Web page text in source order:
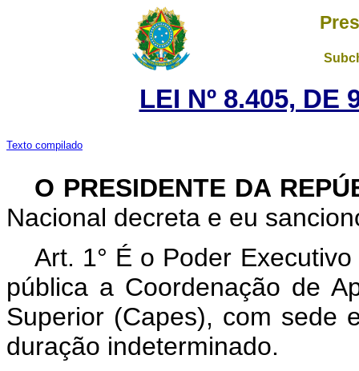
LEI Nº 8.405, DE
Texto compilado
O PRESIDENTE DA
Nacional decreta e eu
Art. 1° É o Poder
pública a Coordenação de
Superior (Capes), com sede
duração indeterminado.